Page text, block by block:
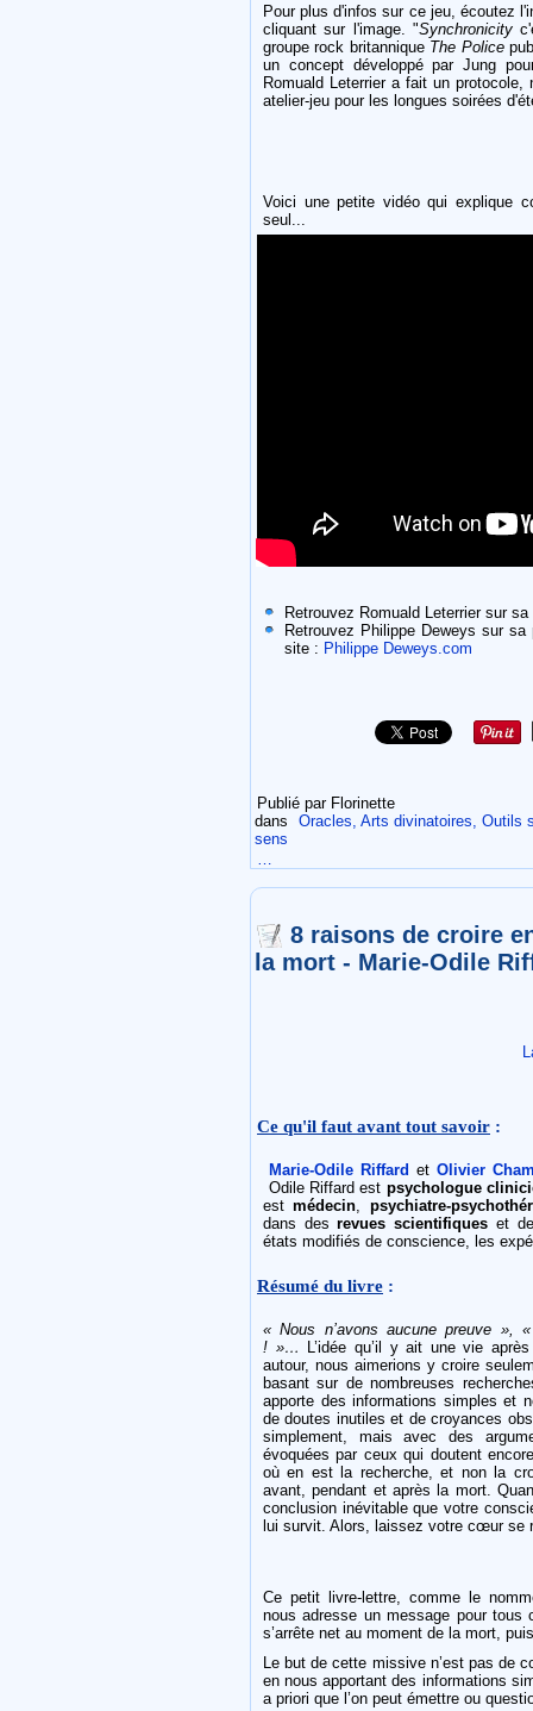
Pour plus d'infos sur ce jeu, écoutez
cliquant sur l'image. "Synchronicity
groupe rock britannique The Police
un concept développé par Jung
Romuald Leterrier a fait un
atelier-jeu pour les longues soirées
Voici une petite vidéo qui explique
seul...
Retrouvez Romuald Leterrier sur
Retrouvez Philippe Deweys sur
site : Philippe Deweys.com
Publié par Florinette
dans
Oracles, Arts divinatoires, Outils
sens
8 raisons de croire
la mort - Marie-Odile
Ce qu'il faut avant tout savoir :
Marie-Odile Riffard etOlivier
Odile Riffard est psychologue
estmédecin, psychiatre-
dans desrevues scientifiques et
états modifiés de conscience, les
Résumé du livre :
« Nous n’avons aucune preuve »,
! »…
L’idée qu’il y ait une vie
autour, nous aimerions y croire
basant sur de nombreuses
apporte des informations simples et
de doutes inutiles et de croyances
simplement, mais avec des
évoquées par ceux qui doutent
où en est la recherche, et non la
avant, pendant et après la mort.
conclusion inévitable que votre
lui survit. Alors, laissez votre cœur se
Ce petit livre-lettre, comme le
nous adresse un message pour
s’arrête net au moment de la mort,
Le but de cette missive n’est pas de
en nous apportant des informations
a priori que l’on peut émettre ou